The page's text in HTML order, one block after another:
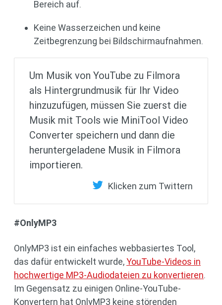
Bereich auf.
Keine Wasserzeichen und keine
Zeitbegrenzung bei Bildschirmaufnahmen.
Um Musik von YouTube zu Filmora
als Hintergrundmusik für Ihr Video
hinzuzufügen, müssen Sie zuerst die
Musik mit Tools wie MiniTool Video
Converter speichern und dann die
heruntergeladene Musik in Filmora
importieren.
Klicken zum Twittern
#OnlyMP3
OnlyMP3 ist ein einfaches webbasiertes Tool,
das dafür entwickelt wurde,YouTube-Videos in
hochwertige MP3-Audiodateien zu konvertieren.
Im Gegensatz zu einigen Online-YouTube-
Konvertern hat OnlyMP3 keine störenden